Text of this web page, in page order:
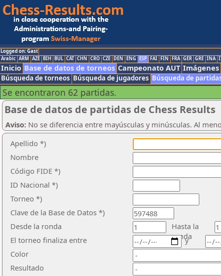
Logged on: Gast
Arabic ARM AZE BIH BUL CAT CHN CRO CZE DEN ENG ESP FAI FIN FRA GER GRE INA
Inicio Base de datos de torneos Campeonato AUT Imágenes
Búsqueda de torneos Búsqueda de jugadores Búsqueda de
Se encontraron 62 partidas.
Base de datos de partidas de Chess Results
Aviso: No se diferencia entre mayúsculas y minúsculas. Al
Apellido *)
Nombre
Código FIDE *)
ID Nacional *)
Torneo *)
Clave de la Base de Datos *)
Desde la ronda
Hasta la
ronda
El torneo finaliza entre
Color
Resultado
y